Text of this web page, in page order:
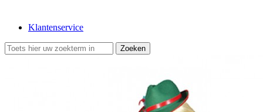
Klantenservice